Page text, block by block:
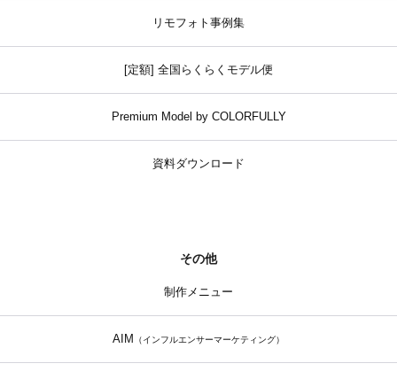
リモフォト事例集
[定額] 全国らくらくモデル便
Premium Model by COLORFULLY
資料ダウンロード
その他
制作メニュー
AIM （インフルエンサーマーケティング）